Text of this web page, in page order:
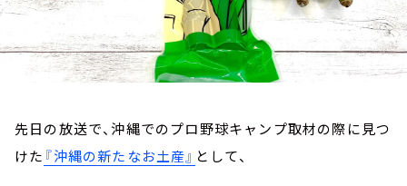
先日の放送で、沖縄でのプロ野球キャンプ取材の際に見つ
けた 『沖縄の新たなお土産』 として、